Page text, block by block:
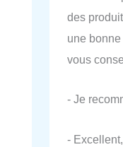
des
une
vous
- Je
-